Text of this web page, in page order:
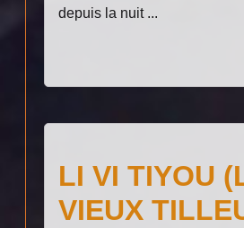
depuis la nuit ...
LI VI TIYOU
VIEUX